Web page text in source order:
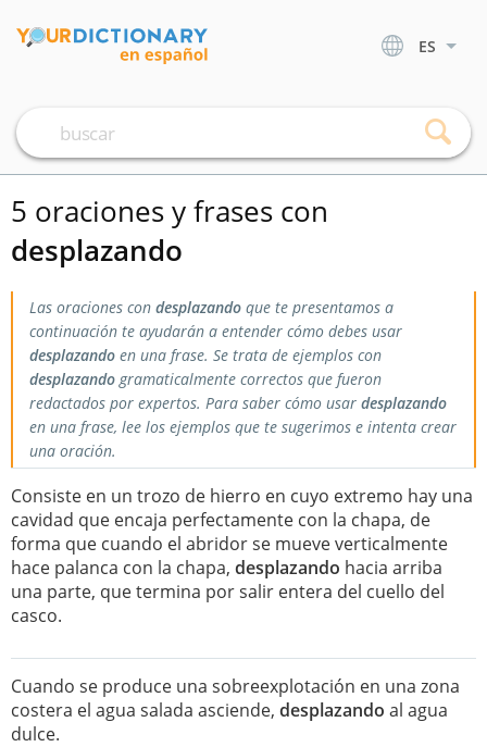
ES
5 oraciones y frases con
desplazando
Las oraciones con desplazando que te presentamos a
continuación te ayudarán a entender cómo debes usar
desplazando en una frase. Se trata de ejemplos con
desplazandogramaticalmente correctos que fueron
redactados por expertos. Para saber cómo usar desplazando
en una frase, lee los ejemplos que te sugerimos e intenta crear
una oración.
Consiste en un trozo de hierro en cuyo extremo hay una
cavidad que encaja perfectamente con la chapa, de
forma que cuando el abridor se mueve verticalmente
hace palanca con la chapa, desplazando hacia arriba
una parte, que termina por salir entera del cuello del
casco.
Cuando se produce una sobreexplotación en una zona
costera el agua salada asciende, desplazando al agua
dulce.